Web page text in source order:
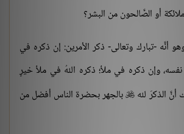
أو الصَّالحون من البشر؟
أنَّه -تبارك وتعالى- ذكر الأمرين: إن ذكره في
وإن ذكره في ملأ؛ ذكره اللهُ في ملأ خيرٍ
الذكرَ لله بالجهر بحضرة الناس أفضل من